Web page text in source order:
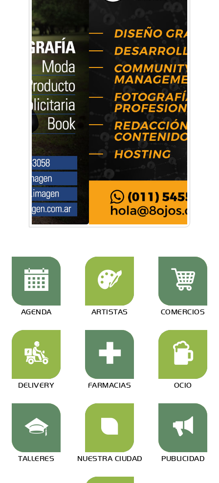
Mariana Croce: "Hoy las empresas necesitan
Música, teatro, yoga, danza y mucho más:
Conocé todos los talleres para aprender y
disfrutar en la Zona Oeste
AGENDA ARTISTAS COMERCIOS
DELIVERY FARMACIAS OCIO
TALLERES NUESTRA CIUDAD PUBLICIDAD